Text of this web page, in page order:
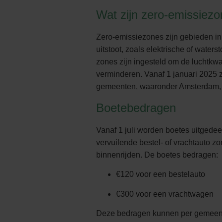
Wat zijn zero-
Zero-emissiezones zijn gebieden
uitstoot, zoals elektrische of
zones zijn ingesteld om de
verminderen. Vanaf 1 januari 2025
gemeenten, waaronder
Boetebedragen
Vanaf 1 juli worden boetes
vervuilende bestel- of vrachtauto
binnenrijden. De boetes bedragen:
€120 voor een bestelauto
€300 voor een vrachtwagen
Deze bedragen kunnen per